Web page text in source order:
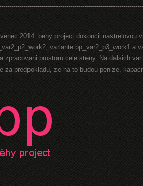
2014: behy project dokoncil nastrelovou
variante bp_var2_p3_work1 a
zpracovani prostoru cele steny. Na dalsich
za predpokladu, ze na to budou penize,